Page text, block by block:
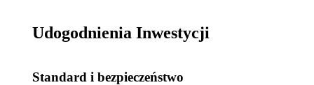
Udogodnienia Inwestycji
Standard i bezpieczeństwo